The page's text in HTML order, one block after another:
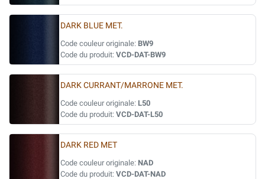
DARK BLUE MET.
Code couleur originale: BW9
Code du produit: VCD-DAT-BW9
DARK CURRANT/MARRONE MET.
Code couleur originale: L50
Code du produit: VCD-DAT-L50
DARK RED MET
Code couleur originale: NAD
Code du produit: VCD-DAT-NAD